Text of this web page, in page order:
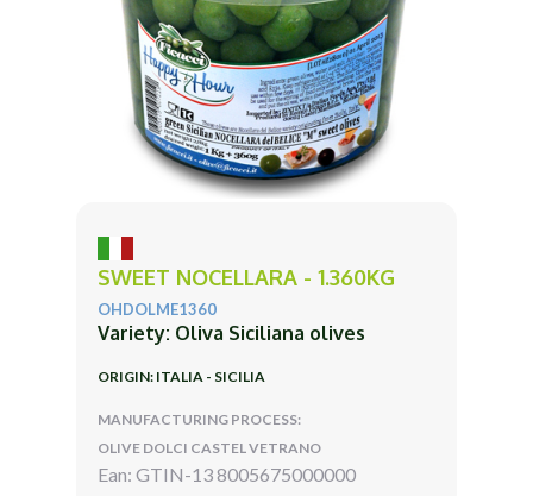
SWEET NOCELLARA - 1.360KG
OHDOLME1360
Variety: Oliva Siciliana olives
ORIGIN: ITALIA - SICILIA
MANUFACTURING PROCESS:
OLIVE DOLCI CASTEL VETRANO
Ean: GTIN-13 8005675000000